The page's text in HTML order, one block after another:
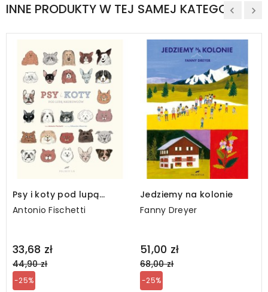
INNE PRODUKTY W TEJ SAMEJ KATEGORII
Psy i koty pod lupą
naukowców
Antonio Fischetti
33,68 zł
Regular
price
44,90 zł
-25%
Jedziemy na kolonie
Fanny Dreyer
51,00 zł
Regular
price
68,00 zł
-25%